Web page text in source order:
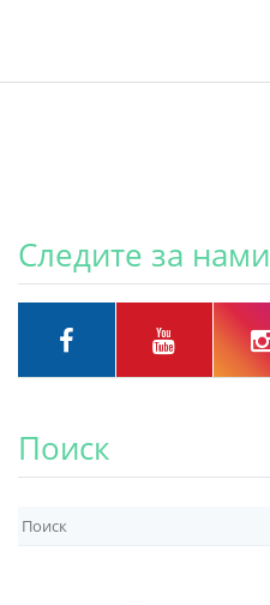
Следите за нами
Поиск